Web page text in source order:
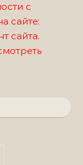
с
сайте:
сайта.